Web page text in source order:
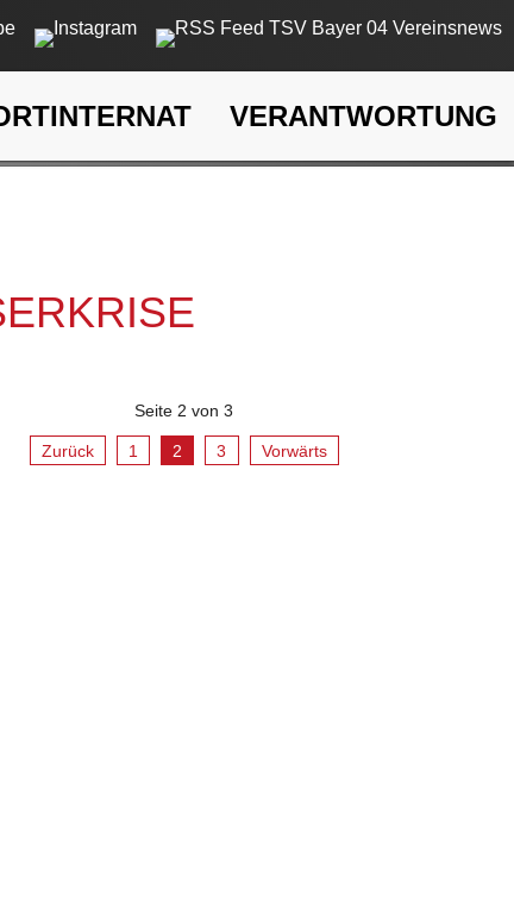
VERANTWORTUNG
Seite 2 von 3
Zurück 1 2 3 Vorwärts